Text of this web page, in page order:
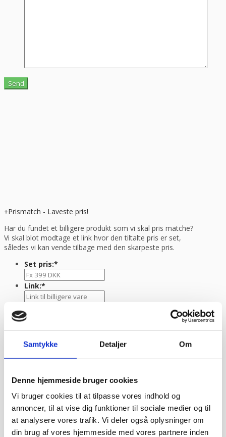
Samtykke Detaljer Om
Denne hjemmeside bruger cookies
Vi bruger cookies til at tilpasse vores indhold og
annoncer, til at vise dig funktioner til sociale medier og til
at analysere vores trafik. Vi deler også oplysninger om
din brug af vores hjemmeside med vores partnere inden
Prismatch - Laveste pris!
Har du fundet et billigere produkt som vi skal pris matche?
Vi skal blot modtage et link hvor den tiltalte pris er set,
således vi kan vende tilbage med den skarpeste pris.
Set pris:*
Link:*
E-mail*
TLF nr.